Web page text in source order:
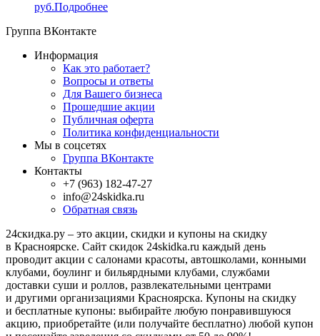
руб.Подробнее
Группа ВКонтакте
Информация
Как это работает?
Вопросы и ответы
Для Вашего бизнеса
Прошедшие акции
Публичная оферта
Политика конфиденциальности
Мы в соцсетях
Группа ВКонтакте
Контакты
+7 (963) 182-47-27
info@24skidka.ru
Обратная связь
24скидка.ру – это акции, скидки и купоны на скидку
в Красноярске. Сайт скидок 24skidka.ru каждый день
проводит акции с салонами красоты, автошколами, конными
клубами, боулинг и бильярдными клубами, службами
доставки суши и роллов, развлекательными центрами
и другими организациями Красноярска. Купоны на скидку
и бесплатные купоны: выбирайте любую понравившуюся
акцию, приобретайте (или получайте бесплатно) любой купон